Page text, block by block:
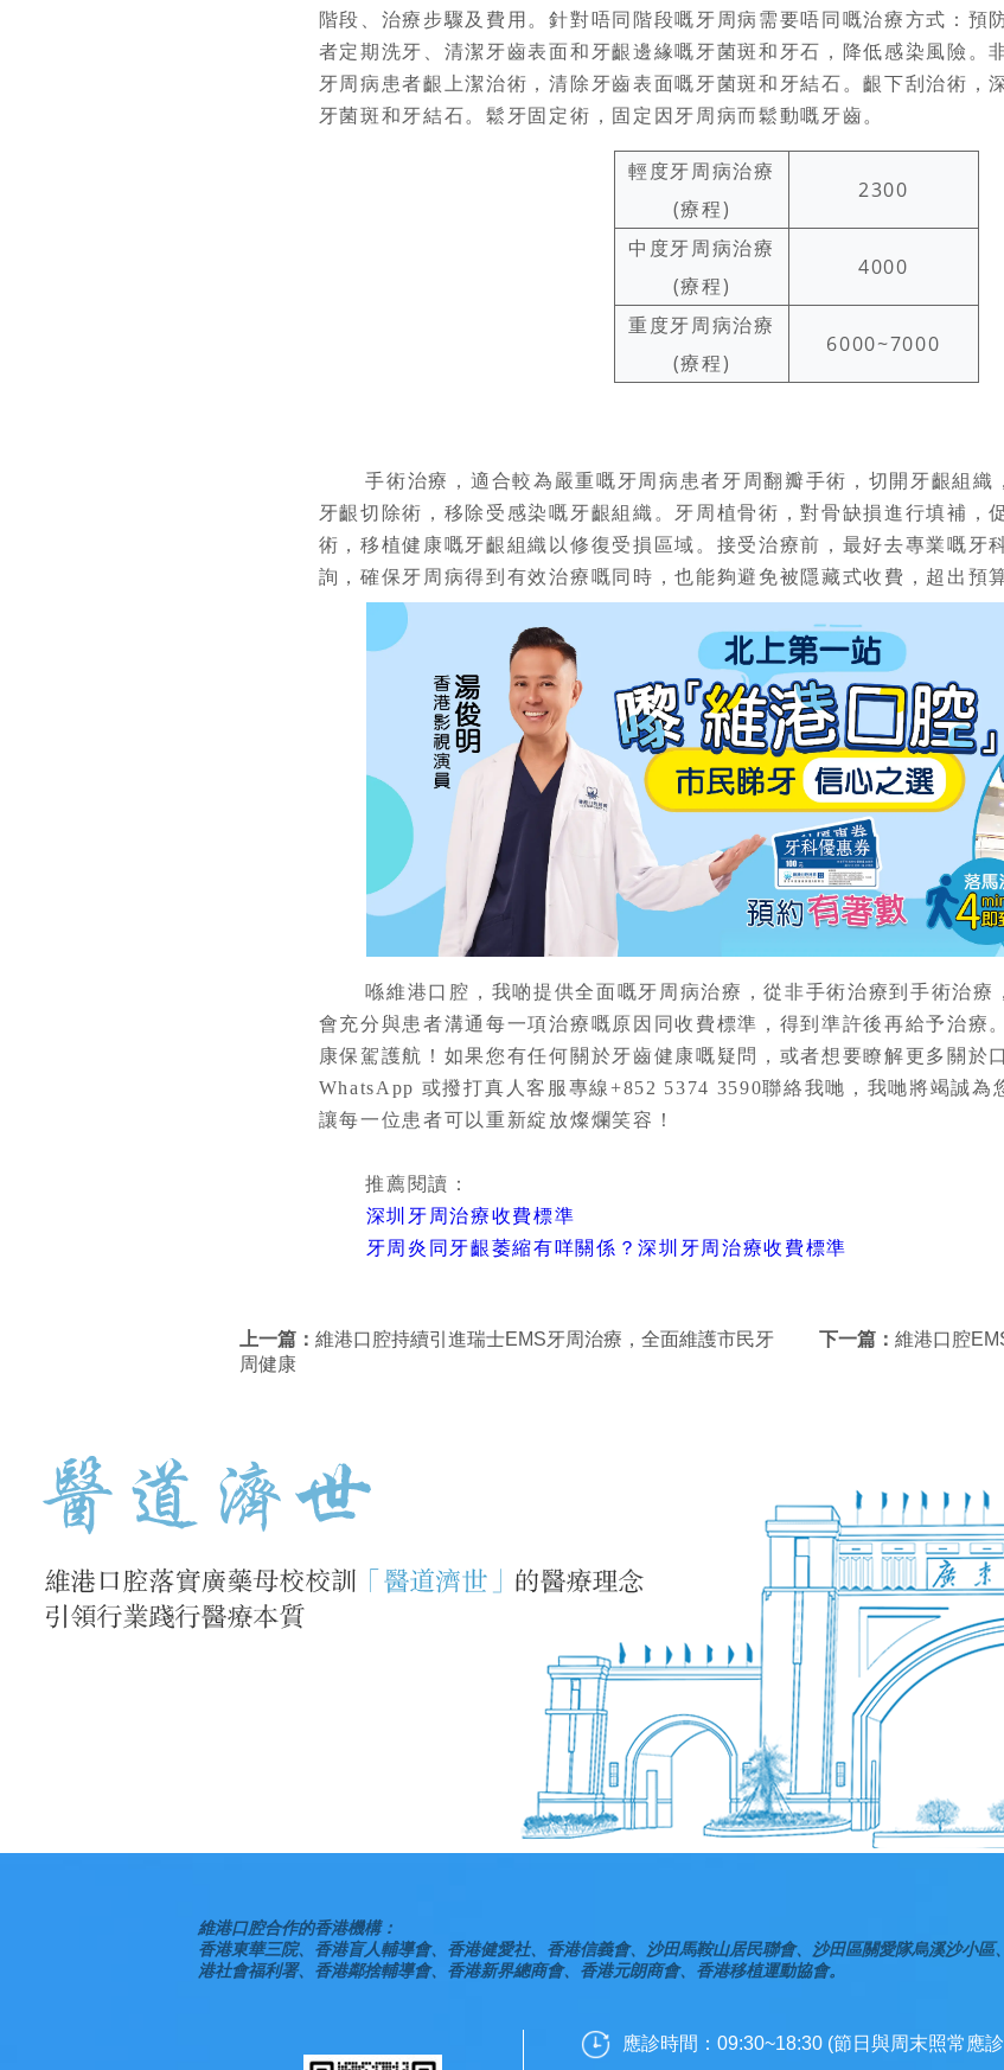
階段、治療步驟及費用。針對唔同階段嘅牙周病需要唔同嘅治療方式：預
者定期洗牙、清潔牙齒表面和牙齦邊緣嘅牙菌斑和牙石，降低感染風險。
牙周病患者齦上潔治術，清除牙齒表面嘅牙菌斑和牙結石。齦下刮治術，
牙菌斑和牙結石。鬆牙固定術，固定因牙周病而鬆動嘅牙齒。
輕度牙周病治療
(療程)
2300
中度牙周病治療
(療程)
4000
重度牙周病治療
(療程)
6000~7000
手術治療，適合較為嚴重嘅牙周病患者牙周翻瓣手術，切開牙齦組織
牙齦切除術，移除受感染嘅牙齦組織。牙周植骨術，對骨缺損進行填補，
術，移植健康嘅牙齦組織以修復受損區域。接受治療前，最好去專業嘅牙
詢，確保牙周病得到有效治療嘅同時，也能夠避免被隱藏式收費，超出預算
喺維港口腔，我啲提供全面嘅牙周病治療，從非手術治療到手術治療
會充分與患者溝通每一項治療嘅原因同收費標準，得到準許後再給予治療
康保駕護航！如果您有任何關於牙齒健康嘅疑問，或者想要瞭解更多關於
WhatsApp 或撥打真人客服專線+852 5374 3590聯絡我哋，我哋將竭誠為
讓每一位患者可以重新綻放燦爛笑容！
推薦閱讀：
深圳牙周治療收費標準
牙周炎同牙齦萎縮有咩關係？深圳牙周治療收費標準
上一篇： 維港口腔持續引進瑞士EMS牙周治療，全面維護市民牙
周健康
下一篇：維港口腔
維港口腔合作的香港機構：
香港東華三院、香港盲人輔導會、香港健愛社、香港信義會、沙田馬鞍山居民聯會、沙田區關愛隊烏溪沙小
港社會福利署、香港鄰捨輔導會、香港新界總商會、香港元朗商會、香港移植運動協會。
應診時間：09:30~18:30 (節日與周末照常應